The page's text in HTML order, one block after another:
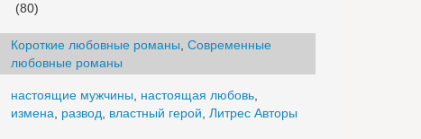
(80)
Короткие любовные романы Современные
любовные романы
настоящие мужчины настоящая любовь
измена
развод властный герой Литрес Авторы